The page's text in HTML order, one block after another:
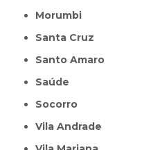
Morumbi
Santa Cruz
Santo Amaro
Saúde
Socorro
Vila Andrade